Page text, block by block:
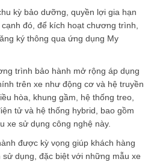
kỳ bảo dưỡng, quyền lợi gia hạn
đó, để kích hoạt chương trình,
ký thông qua ứng dụng My
trình bảo hành mở rộng áp dụng
trên xe như động cơ và hệ truyền
hòa, khung gầm, hệ thống treo,
tử và hệ thống hybrid, bao gồm
xe sử dụng công nghệ này.
được kỳ vọng giúp khách hàng
dụng, đặc biệt với những mẫu xe